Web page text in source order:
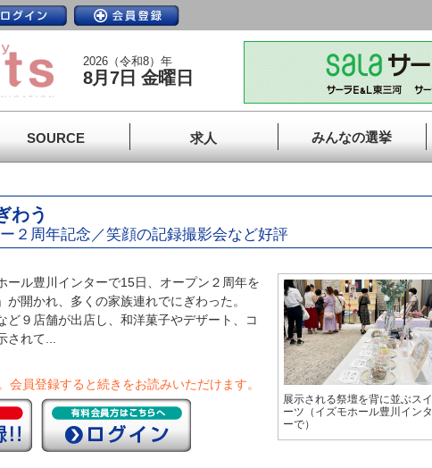
2026（令和8）年
8月7日 金曜日
SOURCE 求人 みんなの選挙
わう
２周年記念／笑顔の記録撮影会など好評
ル豊川インターで15日、オープン２周年を
が開かれ、多くの家族連れでにぎわった。
ど９店舗が出店し、和洋菓子やデザート、コ
れて...
会員登録すると続きをお読みいただけます。
展示される祭壇を背に並ぶスイ
ーツ（イズモホール豊川インタ
ーで）